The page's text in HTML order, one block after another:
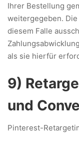
Ihrer Bestellung
weitergegeben.
diesem Falle
als sie hierfür
9)
und
Pinterest-